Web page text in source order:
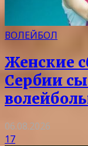
ВОЛЕЙБОЛ
Женские
Сербии
06.08.2026
17